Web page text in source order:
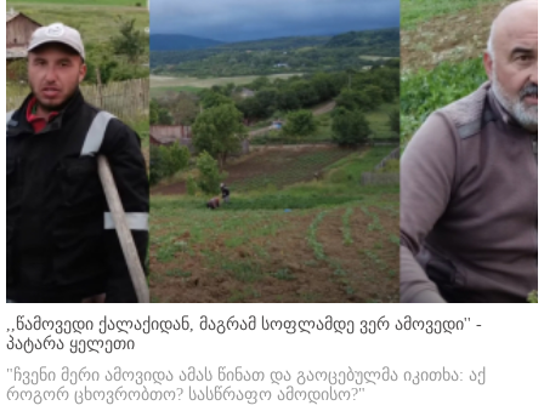
,,წამოვედი ქალაქიდან, მაგრამ სოფლამდე ვერ ამოვედი'' -
პატარა ყელეთი
"ჩვენი მერი ამოვიდა ამას წინათ და გაოცებულმა იკითხა: აქ
როგორ ცხოვრობთო? სასწრაფო ამოდისო?"